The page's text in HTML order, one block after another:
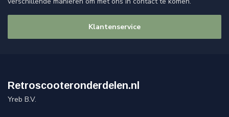
Klantenservice
Retroscooteronderdelen.nl
Yreb B.V.